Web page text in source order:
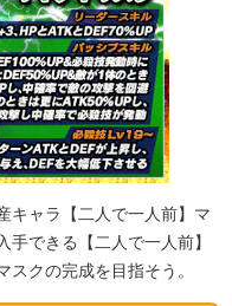
キャラ【二人で一人前】マ
できる【二人で一人前】
クの完成を目指そう。